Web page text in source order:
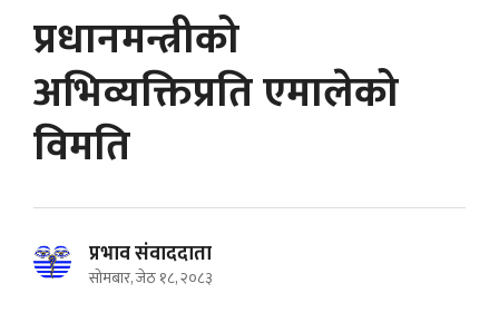
प्रधानमन्त्रीको
अभिव्यक्तिप्रति एमालेको
विमति
प्रभाव संवाददाता
सोमबार, जेठ १८, २०८३